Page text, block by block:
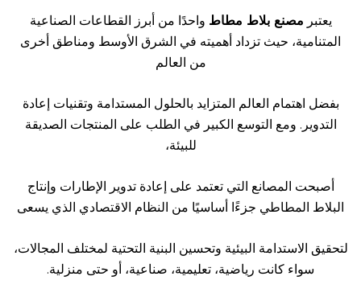
يعتبر مصنع بلاط مطاط واحدًا من أبرز القطاعات الصناعية
المتنامية، حيث تزداد أهميته في الشرق الأوسط ومناطق أخرى
من العالم
بفضل اهتمام العالم المتزايد بالحلول المستدامة وتقنيات إعادة
التدوير. ومع التوسع الكبير في الطلب على المنتجات الصديقة
للبيئة،
أصبحت المصانع التي تعتمد على إعادة تدوير الإطارات وإنتاج
البلاط المطاطي جزءًا أساسيًا من النظام الاقتصادي الذي يسعى
لتحقيق الاستدامة البيئية وتحسين البنية التحتية لمختلف المجالات،
سواء كانت رياضية، تعليمية، صناعية، أو حتى منزلية.